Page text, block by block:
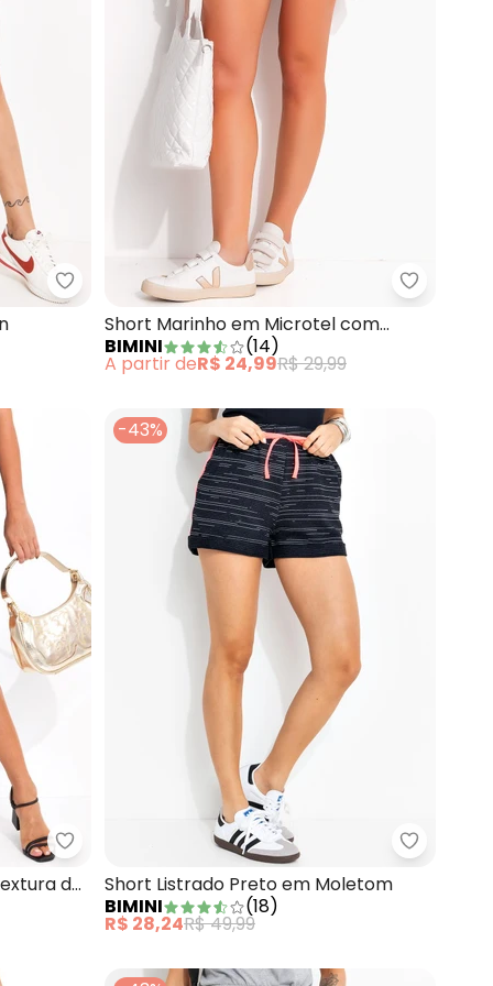
Bimini - Short Azul Escuro em Cotton
Bimini -
Short Marinho em Microtel com
Elastano
BIMINI (14)
A partir deR$ 24,99R$ 29,99
Bimini - Short Preto em Sarja com Textura de
de
-43%
Bimini -
Short Listrado Preto em Moletom
BIMINI
(18)
R$ 28,24R$ 49,99